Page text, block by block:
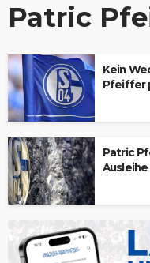
Patric
Kein
Pfeiffer
Patric